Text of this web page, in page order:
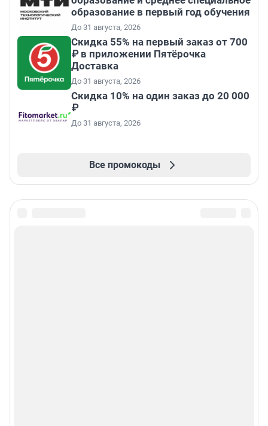
образование в первый год обучения
До 31 августа, 2026
Скидка 55% на первый заказ от 700
₽ в приложении Пятёрочка
Доставка
До 31 августа, 2026
Скидка 10% на один заказ до 20 000
₽
До 31 августа, 2026
Все промокоды